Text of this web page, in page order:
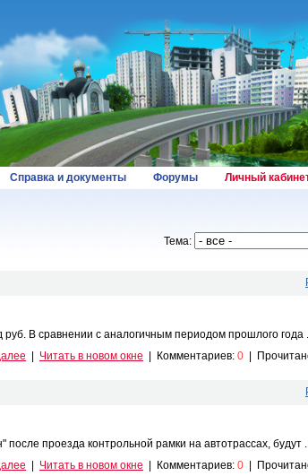
Справка и документы Форумы Личный
Тема:
В сравнении с аналогичным периодом прошлого года
Читать в новом окне Комментариев: 0
проезда контрольной рамки на автотрассах, будут
Читать в новом окне Комментариев: 0